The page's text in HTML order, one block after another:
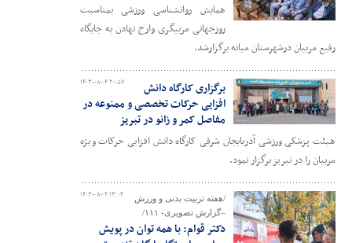
همایش روانشناسی ورزشی بمناسبت
روزجهانی مربیگری وارج نهادن به جایگاه
رفیع مربیان درشهرستان میانه برگزارشد.
۱۴۰۳-۰۸-۰۴ ۲۰:۵۷
برگزاری کارگاه دانش
افزایی حرکات تخصصی و ممنوعه در
مفاصل کمر و زانو در تبریز
هیئت پزشکی ورزشی آذربایجان شرقی کارگاه دانش افزایی حرکات ویژه
مربیان را در تبریز برگزار نمود.
۱۴۰۳-۰۸-۰۲ ۱۳:۰۴
/هفته تربیت بدنی و ورزش
–گزارش تصویری- ۱۱۱/
دکتر قوام: با همه توان در پویش